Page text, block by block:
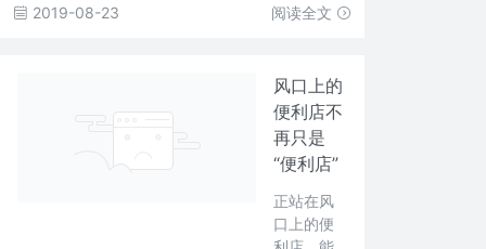
2019-08-23 阅读全文
风口上的
便利店不
再只是
“便利店”
正站在风
口上的便